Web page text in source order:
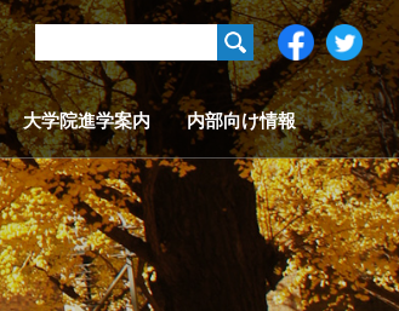
大学院進学案内 内部向け情報